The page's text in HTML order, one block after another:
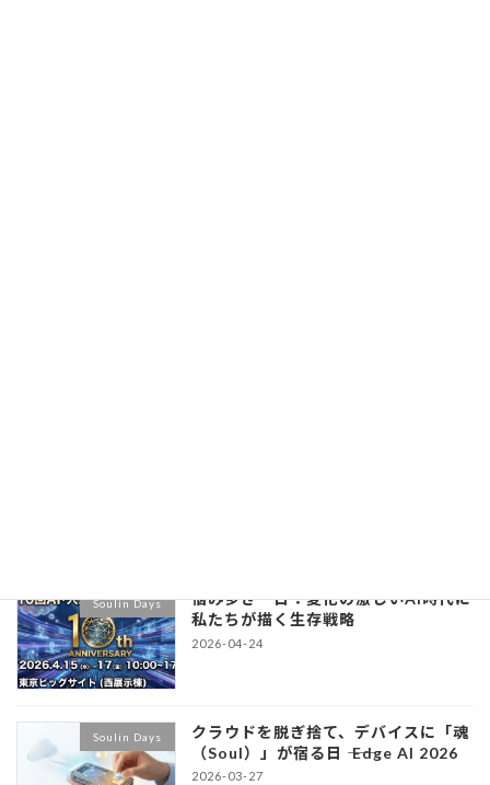
Soulin Days
悩み多き一日：変化の激しいAI時代に
私たちが描く生存戦略
2026-04-24
Soulin Days
クラウドを脱ぎ捨て、デバイスに「魂
（Soul）」が宿る日 ―― Edge AI 2026
2026-03-27